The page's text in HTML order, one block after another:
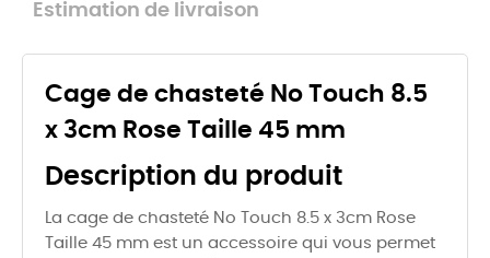
Estimation de livraison
Cage de chasteté No Touch 8.5
x 3cm Rose Taille 45 mm
Description du produit
La cage de chasteté No Touch 8.5 x 3cm Rose
Taille 45 mm est un accessoire qui vous permet